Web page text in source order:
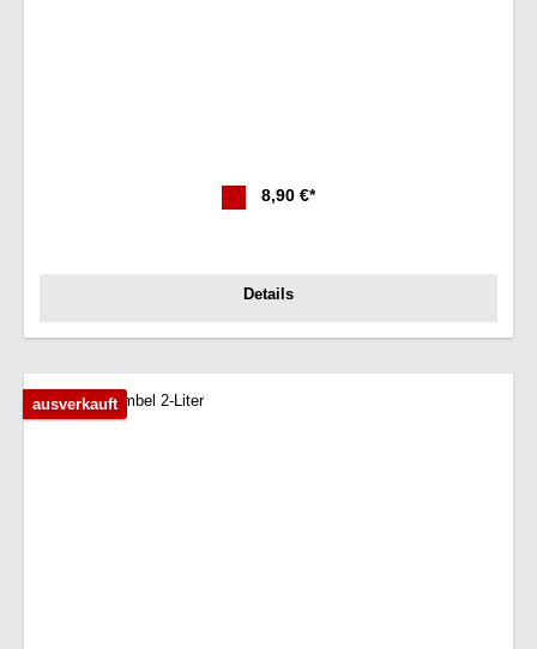
8,90 €*
Details
ausverkauft